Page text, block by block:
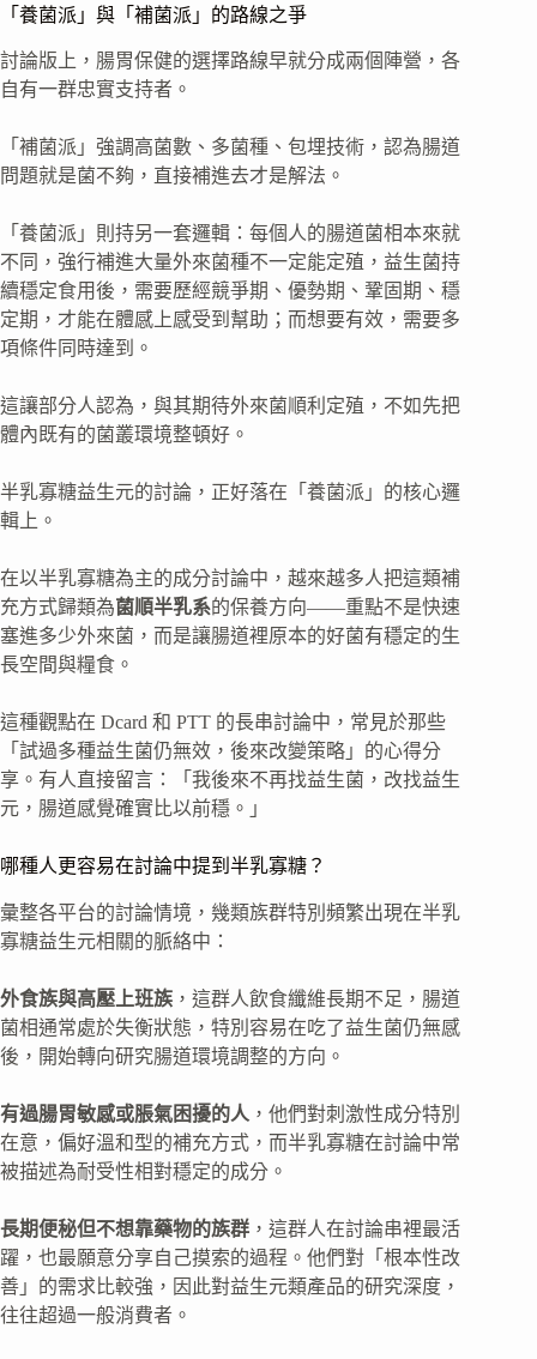
「養菌派」與「補菌派」的路線之爭
討論版上，腸胃保健的選擇路線早就分成兩個陣營，各
自有一群忠實支持者。
「補菌派」強調高菌數、多菌種、包埋技術，認為腸道
問題就是菌不夠，直接補進去才是解法。
「養菌派」則持另一套邏輯：每個人的腸道菌相本來就
不同，強行補進大量外來菌種不一定能定殖，益生菌持
續穩定食用後，需要歷經競爭期、優勢期、鞏固期、穩
定期，才能在體感上感受到幫助；而想要有效，需要多
項條件同時達到。
這讓部分人認為，與其期待外來菌順利定殖，不如先把
體內既有的菌叢環境整頓好。
半乳寡糖益生元的討論，正好落在「養菌派」的核心邏
輯上。
在以半乳寡糖為主的成分討論中，越來越多人把這類補
充方式歸類為菌順半乳系的保養方向——重點不是快速
塞進多少外來菌，而是讓腸道裡原本的好菌有穩定的生
長空間與糧食。
這種觀點在 Dcard 和 PTT 的長串討論中，常見於那些
「試過多種益生菌仍無效，後來改變策略」的心得分
享。有人直接留言：「我後來不再找益生菌，改找益生
元，腸道感覺確實比以前穩。」
哪種人更容易在討論中提到半乳寡糖？
彙整各平台的討論情境，幾類族群特別頻繁出現在半乳
寡糖益生元相關的脈絡中：
外食族與高壓上班族 ，這群人飲食纖維長期不足，腸道
菌相通常處於失衡狀態，特別容易在吃了益生菌仍無感
後，開始轉向研究腸道環境調整的方向。
有過腸胃敏感或脹氣困擾的人 ，他們對刺激性成分特別
在意，偏好溫和型的補充方式，而半乳寡糖在討論中常
被描述為耐受性相對穩定的成分。
長期便秘但不想靠藥物的族群 ，這群人在討論串裡最活
躍，也最願意分享自己摸索的過程。他們對「根本性改
善」的需求比較強，因此對益生元類產品的研究深度，
往往超過一般消費者。